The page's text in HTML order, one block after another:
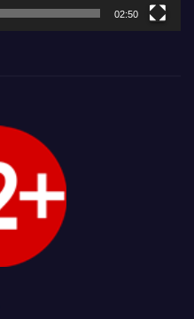
02:50